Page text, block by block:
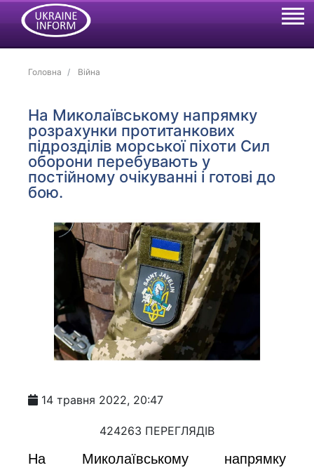
Головна Війна
На Миколаївському напрямку
розрахунки протитанкових
підрозділів морської піхоти Сил
оборони перебувають у
постійному очікуванні і готові до
бою.
14 травня 2022, 20:47
424263 ПЕРЕГЛЯДІВ
На Миколаївському напрямку